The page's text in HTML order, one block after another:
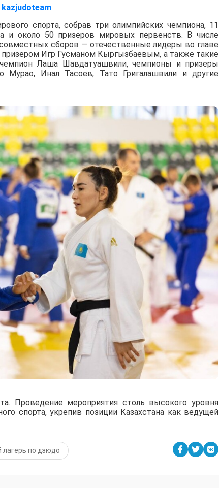
kazjudoteam
спорта, собрав три олимпийских чемпиона, 11
и около 50 призеров мировых первенств. В числе
сборов — отечественные лидеры во главе
Игр Гусманом Кыргызбаевым, а также такие
Лаша Шавдатуашвили, чемпионы и призеры
Инал Тасоев, Тато Григалашвили и другие
Проведение мероприятия столь высокого уровня
спорта, укрепив позиции Казахстана как ведущей
по дзюдо